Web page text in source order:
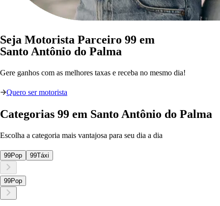
Seja Motorista Parceiro 99 em
Santo Antônio do Palma
Gere ganhos com as melhores taxas e receba no mesmo dia!
Quero ser motorista
Categorias 99 em Santo Antônio do Palma
Escolha a categoria mais vantajosa para seu dia a dia
99Pop 99Táxi
99Pop